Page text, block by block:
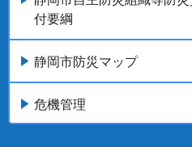
付要綱
静岡市防災マップ
危機管理